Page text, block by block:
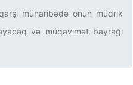
müharibədə onun müdrik
və müqavimət bayrağı